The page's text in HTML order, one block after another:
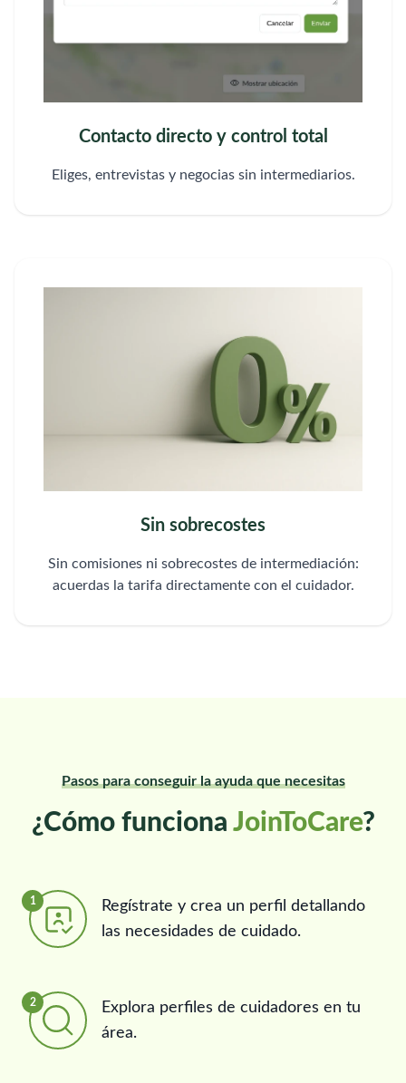
Contacto directo y control total
Eliges, entrevistas y negocias sin intermediarios.
Sin sobrecostes
Sin comisiones ni sobrecostes de intermediación:
acuerdas la tarifa directamente con el cuidador.
Pasos para conseguir la ayuda que necesitas
¿Cómo funciona JoinToCare?
1
Regístrate y crea un perfil detallando
las necesidades de cuidado.
2
Explora perfiles de cuidadores en tu
área.